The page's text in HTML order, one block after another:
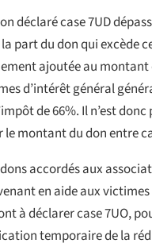
déclaré case 7UD
la part du don qui excède
ajoutée au montant
d’intérêt général
de 66%. Il n’est donc
montant du don entre
accordés aux
en aide aux
à déclarer case 7UO,
temporaire de la